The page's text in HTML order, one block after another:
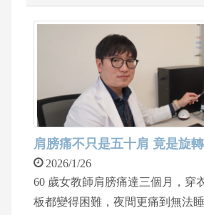
肩膀痛不只是五十肩 竟是旋
2026/1/26
60 歲女教師肩膀痛達三個月，穿
板都變得困難，夜間更痛到無法